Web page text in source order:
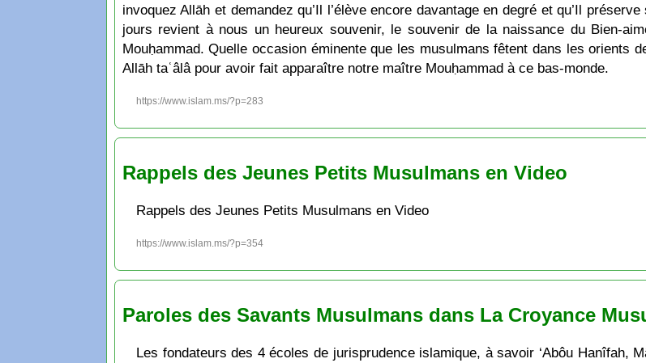
invoquez Allāh et demandez qu’Il l’élève encore davantage en degré et qu’Il
jours revient à nous un heureux souvenir, le souvenir de la naissance du Bien-
Mouḥammad. Quelle occasion éminente que les musulmans fêtent dans les orients
Allāh taʿâlâ pour avoir fait apparaître notre maître Mouḥammad à ce bas-monde.
https://www.islam.ms/?p=283
Rappels des Jeunes Petits Musulmans en Video
Rappels des Jeunes Petits Musulmans en Video
https://www.islam.ms/?p=354
Paroles des Savants Musulmans dans La Croyance
Les fondateurs des 4 écoles de jurisprudence islamique, à savoir ‘Abôu Hanîfah,